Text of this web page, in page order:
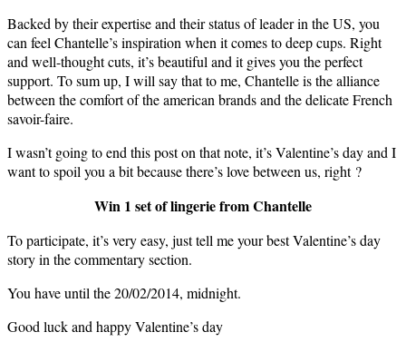
Backed by their expertise and their status of leader in the US, you
can feel Chantelle’s inspiration when it comes to deep cups. Right
and well-thought cuts, it’s beautiful and it gives you the perfect
support. To sum up, I will say that to me, Chantelle is the alliance
between the comfort of the american brands and the delicate French
savoir-faire.
I wasn’t going to end this post on that note, it’s Valentine’s day and I
want to spoil you a bit because there’s love between us, right ?
Win 1 set of lingerie from Chantelle
To participate, it’s very easy, just tell me your best Valentine’s day
story in the commentary section.
You have until the 20/02/2014, midnight.
Good luck and happy Valentine’s day